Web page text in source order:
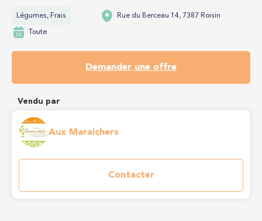
Légumes, Frais Rue du Berceau 14, 7387 Roisin
Toute
Demander une offre
Vendu par
Aux Maraichers
Contacter